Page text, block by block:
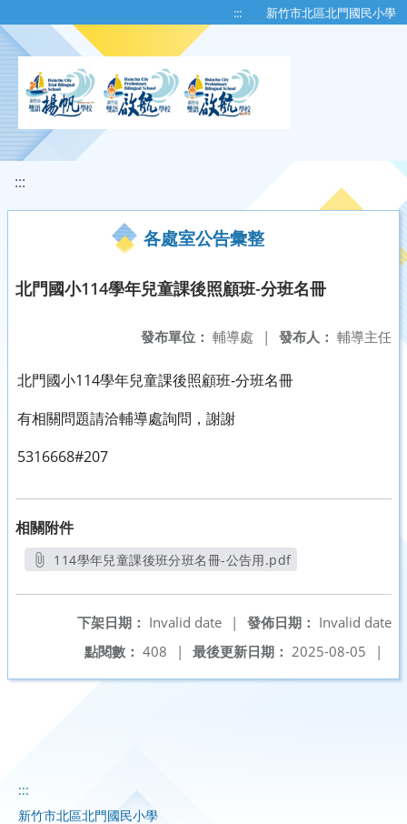
::: 新竹市北區北門國民小學
:::
各處室公告彙整
北門國小114學年兒童課後照顧班-分班名冊
發布人： 輔導主任
發布單位： 輔導處 |
北門國小114學年兒童課後照顧班-分班名冊
有相關問題請洽輔導處詢問，謝謝
5316668#207
相關附件
114學年兒童課後班分班名冊-公告用.pdf
發佈日期： Invalid date
下架日期： Invalid date
|
最後更新日期： 2025-08-05 |
點閱數： 408 |
:::
新竹市北區北門國民小學